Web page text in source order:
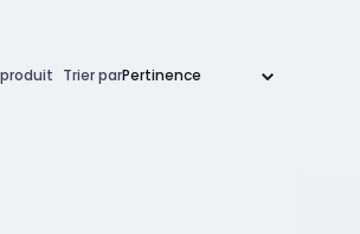
produit Trier par